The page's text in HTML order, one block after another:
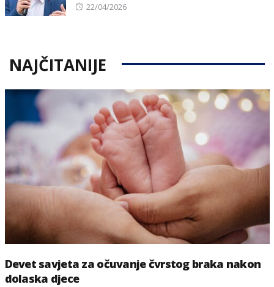
Posted
22/04/2026
NAJČITANIJE
Devet savjeta za očuvanje čvrstog braka nakon
dolaska djece